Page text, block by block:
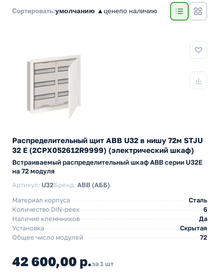
Сортировать:умолчанию ▲ ценепо наличию
Распределительный щит ABB U32 в нишу 72м STJU
32 E (2CPX052612R9999) (электрический шкаф)
Встраиваемый распределительный шкаф АВВ серии U32Е
на 72 модуля
Артикул: U32Бренд: ABB (АББ)
Материал корпуса
Сталь
Количество DIN-реек
6
Наличие клеммников
Да
Установка
Скрытая
Общее число модулей
72
42 600,00 р.за 1 шт